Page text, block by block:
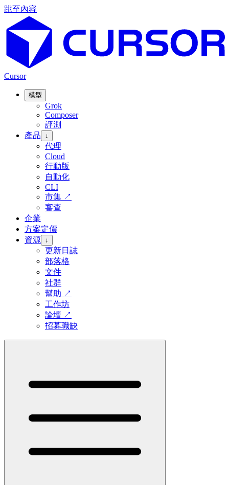
跳至內容
Cursor
模型
Grok
Composer
評測
產品
↓
代理
Cloud
行動版
自動化
CLI
市集 ↗
審查
企業
方案定價
資源 ↓
更新日誌
部落格
文件
社群
幫助 ↗
工作坊
論壇 ↗
招募職缺